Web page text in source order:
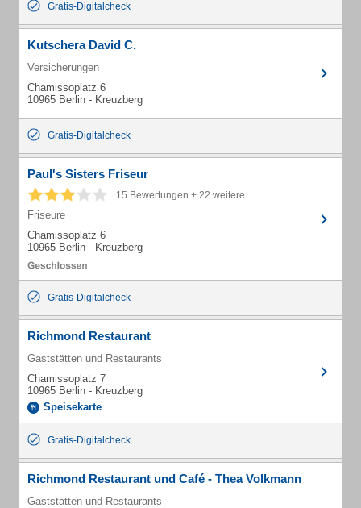
Gratis-Digitalcheck
Kutschera David C.
Versicherungen
Chamissoplatz 6
10965 Berlin - Kreuzberg
Gratis-Digitalcheck
Paul's Sisters Friseur
15 Bewertungen + 22 weitere...
Friseure
Chamissoplatz 6
10965 Berlin - Kreuzberg
Gratis-Digitalcheck
Richmond Restaurant
Gaststätten und Restaurants
Chamissoplatz 7
10965 Berlin - Kreuzberg
Speisekarte
Gratis-Digitalcheck
Richmond Restaurant und Café - Thea Volkmann
Gaststätten und Restaurants